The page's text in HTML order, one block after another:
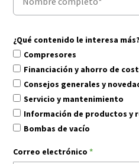
¿Qué contenido le interesa más?
Compresores
Financiación y ahorro de
Consejos generales y
Servicio y mantenimiento
Información de productos y
Bombas de vacío
Correo electrónico *